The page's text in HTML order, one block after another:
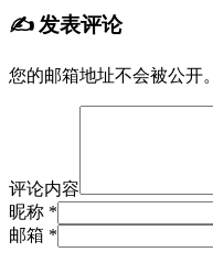
✍️ 发表评论
您的邮箱地址不会被公开。
评论内容
昵称 *
邮箱 *